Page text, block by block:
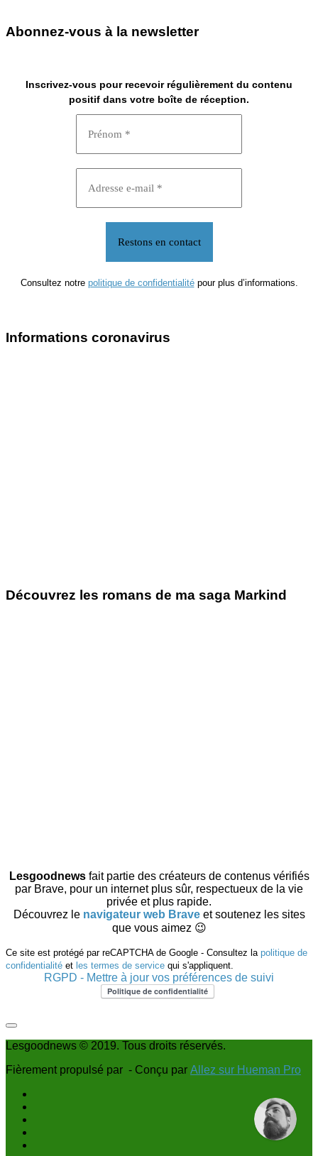
Abonnez-vous à la newsletter
Inscrivez-vous pour recevoir régulièrement du contenu
positif dans votre boîte de réception.
Consultez notre politique de confidentialitépour plus d’informations.
Informations coronavirus
Découvrez les romans de ma saga Markind
Lesgoodnewsfait partie des créateurs de contenus vérifiés
par Brave, pour un internet plus sûr, respectueux de la vie
privée et plus rapide.
Découvrez le navigateur web Brave et soutenez les sites
que vous aimez 😉
Ce site est protégé par reCAPTCHA de Google - Consultez la politique de
confidentialité et les termes de service qui s'appliquent.
RGPD - Mettre à jour vos préférences de suivi
Lesgoodnews © 2019. Tous droits réservés.
Fièrement propulsé par - Conçu par Allez sur Hueman Pro